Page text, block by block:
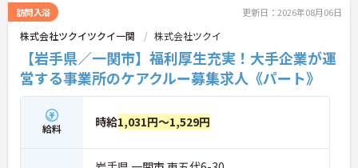
を受講できるなど、学びの機会が充実しています。
さらに上位資格を目指す場合は、受講料の補助（最
大5万円）や合格お祝い金の支給も用意されていま
す。実際に制度を利用してキャリアアップしている
先輩も多く、成長意欲を応援する風土があります。
訪問入浴 更新日：2026年08月06日
株式会社ツクイツクイ一関 株式会社ツクイ
【岩手県／一関市】福利厚生充実！大手企業が運
営する事業所のケアクルー募集求人《パート》
給料 時給1,031円～1,529円